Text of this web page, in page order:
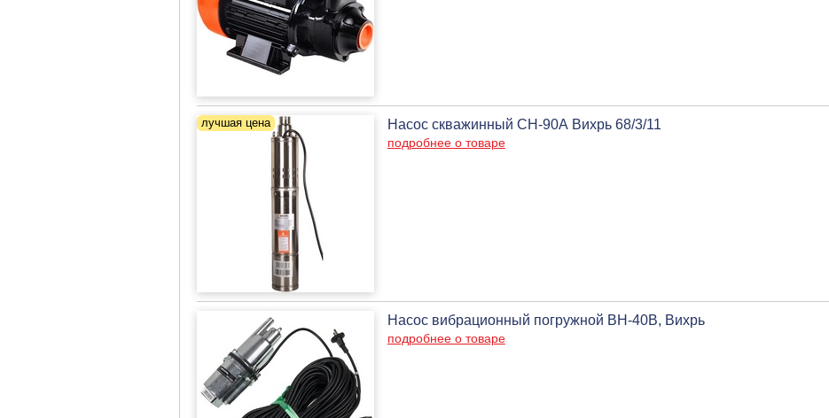
Насос скважинный СН-90А Вихрь 68/3/11
подробнее о товаре
Насос вибрационный погружной ВН-40В, Вихрь
подробнее о товаре